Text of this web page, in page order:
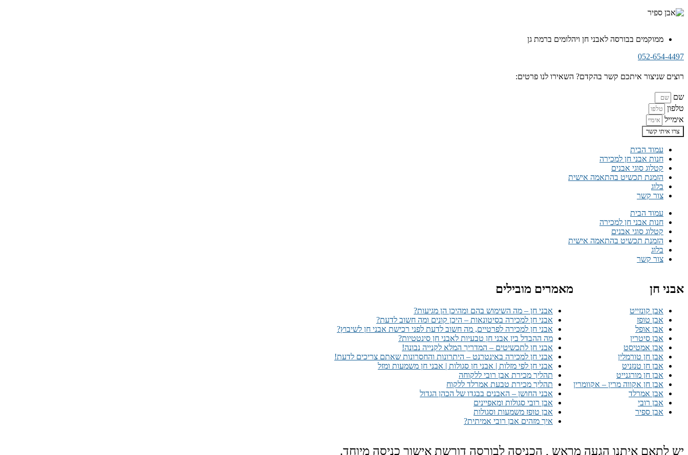
ממוקמים בבורסה לאבני חן ויהלומים ברמת גן
052-654-4497
רוצים שניצור איתכם קשר בהקדם? השאירו לנו פרטים:
שם
טלפון
אימייל
צרו איתי קשר
עמוד הבית
חנות אבני חן למכירה
קטלוג סוגי אבנים
הזמנת תכשיט בהתאמה אישית
בלוג
צור קשר
עמוד הבית
חנות אבני חן למכירה
קטלוג סוגי אבנים
הזמנת תכשיט בהתאמה אישית
בלוג
צור קשר
אבני חן
אבן קונזייט
אבן טופז
אבן אופל
אבן סיטרין
אבן אמטיסט
אבן חן טורמלין
אבן חן טנזניט
אבן חן מורגנייט
אבן חן אקווה מרין – אקוומרין
אבן אמרלד
אבן רובי
אבן ספיר
מאמרים מובילים
אבני חן – מה השימוש בהם ומהיכן הן מגיעות?
אבני חן למכירה בסיטונאות – היכן קונים ומה חשוב לדעת?
אבני חן למכירה לפרטיים, מה חשוב לדעת לפני רכישת אבני חן לשיבוץ?
מה ההבדל בין אבני חן טבעיות לאבני חן סינטטיות?
אבני חן לתכשיטים – המדריך המלא לקנייה נבונה!
אבני חן למכירה באינטרנט – היתרונות והחסרונות שאתם צריכים לדעת!
אבני חן לפי מזלות | אבני חן סגולות | אבני חן משמעות ומזל
תהליך מכירת אבן רובי ללקוחה
תהליך מכירת טבעת אמרלד ללקוח
אבני החושן – האבנים בבגדו של הכהן הגדול
אבן רובי סגולות ומאפיינים
אבן טופז משמעות וסגולות
איך מזהים אבן רובי אמיתית?
יש לתאם איתנו הגעה מראש , הכניסה לבורסה דורשת אישור כניסה מיוחד.